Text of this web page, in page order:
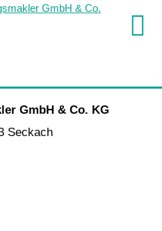
GmbH & Co. KG
Seckach